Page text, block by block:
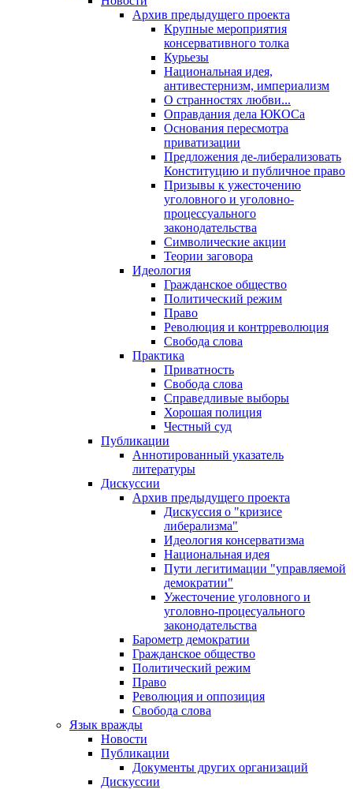
Архив предыдущего проекта
Крупные мероприятия
консервативного толка
Курьезы
Национальная идея,
антивестернизм, империализм
О странностях любви...
Оправдания дела ЮКОСа
Основания пересмотра
приватизации
Предложения де-либерализовать
Конституцию и публичное право
Призывы к ужесточению
уголовного и уголовно-
процессуального
законодательства
Символические акции
Теории заговора
Идеология
Гражданское общество
Политический режим
Право
Революция и контрреволюция
Свобода слова
Практика
Приватность
Свобода слова
Справедливые выборы
Хорошая полиция
Честный суд
Публикации
Аннотированный указатель
литературы
Дискуссии
Архив предыдущего проекта
Дискуссия о "кризисе
либерализма"
Идеология консерватизма
Национальная идея
Пути легитимации "управляемой
демократии"
Ужесточение уголовного и
уголовно-процесуального
законодательства
Барометр демократии
Гражданское общество
Политический режим
Право
Революция и оппозиция
Свобода слова
Язык вражды
Новости
Публикации
Документы других организаций
Дискуссии